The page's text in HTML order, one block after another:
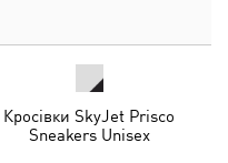
Кросівки SkyJet Prisco
Sneakers Unisex